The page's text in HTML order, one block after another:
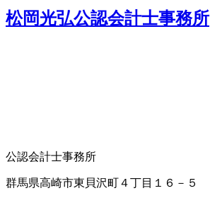
松岡光弘公認会計士事務所
公認会計士事務所
群馬県高崎市東貝沢町４丁目１６－５